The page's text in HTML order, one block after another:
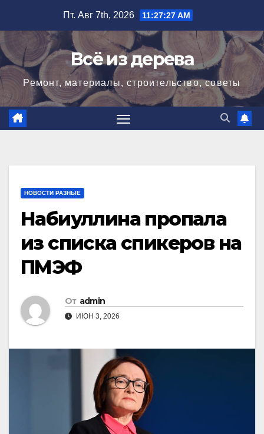
содержимому
Пт. Авг 7th, 2026 11:27:29 AM
Всё из дерева
Ремонт, материалы, строительство, советы
НОВОСТИ РАЗНЫЕ
Набиуллина пропала
из списка спикеров на
ПМЭФ
От admin
ИЮН 3, 2026